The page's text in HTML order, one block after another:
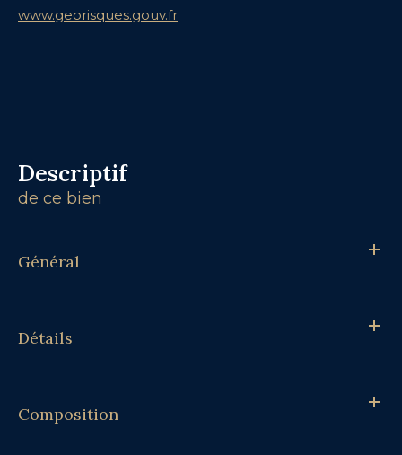
www.georisques.gouv.fr
descriptif
de ce bien
Général
Détails
Composition